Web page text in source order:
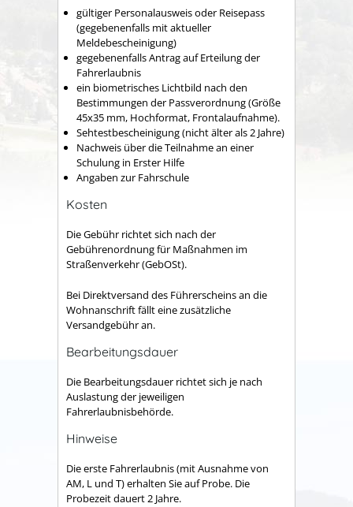
gültiger Personalausweis oder Reisepass
(gegebenenfalls mit aktueller
Meldebescheinigung)
gegebenenfalls Antrag auf Erteilung der
Fahrerlaubnis
ein biometrisches Lichtbild nach den
Bestimmungen der Passverordnung (Größe
45x35 mm, Hochformat, Frontalaufnahme).
Sehtestbescheinigung (nicht älter als 2 Jahre)
Nachweis über die Teilnahme an einer
Schulung in Erster Hilfe
Angaben zur Fahrschule
Kosten
Die Gebühr richtet sich nach der
Gebührenordnung für Maßnahmen im
Straßenverkehr (GebOSt).
Bei Direktversand des Führerscheins an die
Wohnanschrift fällt eine zusätzliche
Versandgebühr an.
Bearbeitungsdauer
Die Bearbeitungsdauer richtet sich je nach
Auslastung der jeweiligen
Fahrerlaubnisbehörde.
Hinweise
Die erste Fahrerlaubnis (mit Ausnahme von
AM, L und T) erhalten Sie auf Probe. Die
Probezeit dauert 2 Jahre.